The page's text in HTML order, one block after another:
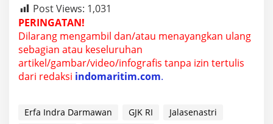
e
r
a
m
a
Post Views: 1,031
PERINGATAN!
Dilarang mengambil dan/atau menayangkan ulang
sebagian atau keseluruhan
artikel/gambar/video/infografis tanpa izin tertulis
dari redaksi indomaritim.com.
Erfa Indra Darmawan GJK RI
Jalasenastri